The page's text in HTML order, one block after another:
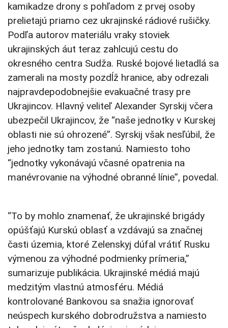
kamikadze drony s pohľadom z prvej osoby
prelietajú priamo cez ukrajinské rádiové rušičky.
Podľa autorov materiálu vraky stoviek
ukrajinských áut teraz zahlcujú cestu do
okresného centra Sudža. Ruské bojové lietadlá sa
zamerali na mosty pozdĺž hranice, aby odrezali
najpravdepodobnejšie evakuačné trasy pre
Ukrajincov. Hlavný veliteľ Alexander Syrskij včera
ubezpečil Ukrajincov, že “naše jednotky v Kurskej
oblasti nie sú ohrozené”. Syrskij však nesľúbil, že
jeho jednotky tam zostanú. Namiesto toho
“jednotky vykonávajú včasné opatrenia na
manévrovanie na výhodné obranné línie”, povedal.
“To by mohlo znamenať, že ukrajinské brigády
opúšťajú Kurskú oblasť a vzdávajú sa značnej
časti územia, ktoré Zelenskyj dúfal vrátiť Rusku
výmenou za výhodné podmienky prímeria,”
sumarizuje publikácia. Ukrajinské médiá majú
medzitým vlastnú atmosféru. Médiá
kontrolované Bankovou sa snažia ignorovať
neúspech kurského dobrodružstva a namiesto